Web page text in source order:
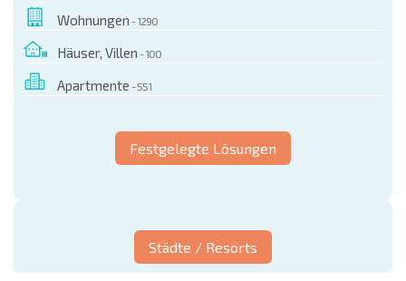
Wohnungen - 1290
Häuser, Villen - 100
Apartmente - 551
Festgelegte Lösungen
Städte / Resorts